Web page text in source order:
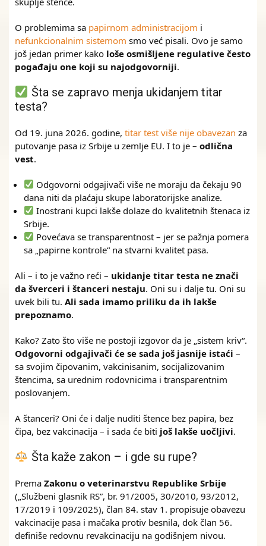
O problemima sa papirnom administracijom i
nefunkcionalnim sistemom smo već pisali. Ovo je samo
još jedan primer kako loše osmišljene regulative često
pogađaju one koji su najodgovorniji.
Šta se zapravo menja ukidanjem titar
testa?
Od 19. juna 2026. godine, titar test više nije obavezan za
putovanje pasa iz Srbije u zemlje EU. I to je – odlična
vest.
Odgovorni odgajivači više ne moraju da čekaju 90
dana niti da plaćaju skupe laboratorijske analize.
Inostrani kupci lakše dolaze do kvalitetnih štenaca iz
Srbije.
Povećava se transparentnost – jer se pažnja pomera
sa „papirne kontrole“ na stvarni kvalitet pasa.
Ali – i to je važno reći – ukidanje titar testa ne znači
da šverceri i štanceri nestaju. Oni su i dalje tu. Oni su
uvek bili tu. Ali sada imamo priliku da ih lakše
prepoznamo.
Kako? Zato što više ne postoji izgovor da je „sistem kriv“.
Odgovorni odgajivači će se sada još jasnije istaći –
sa svojim čipovanim, vakcinisanim, socijalizovanim
štencima, sa urednim rodovnicima i transparentnim
poslovanjem.
A štanceri? Oni će i dalje nuditi štence bez papira, bez
čipa, bez vakcinacija – i sada će biti još lakše uočljivi.
Šta kaže zakon – i gde su rupe?
Prema Zakonu o veterinarstvu Republike Srbije
(„Službeni glasnik RS”, br. 91/2005, 30/2010, 93/2012,
17/2019 i 109/2025), član 84. stav 1. propisuje obavezu
vakcinacije pasa i mačaka protiv besnila, dok član 56.
definiše redovnu revakcinaciju na godišnjem nivou.